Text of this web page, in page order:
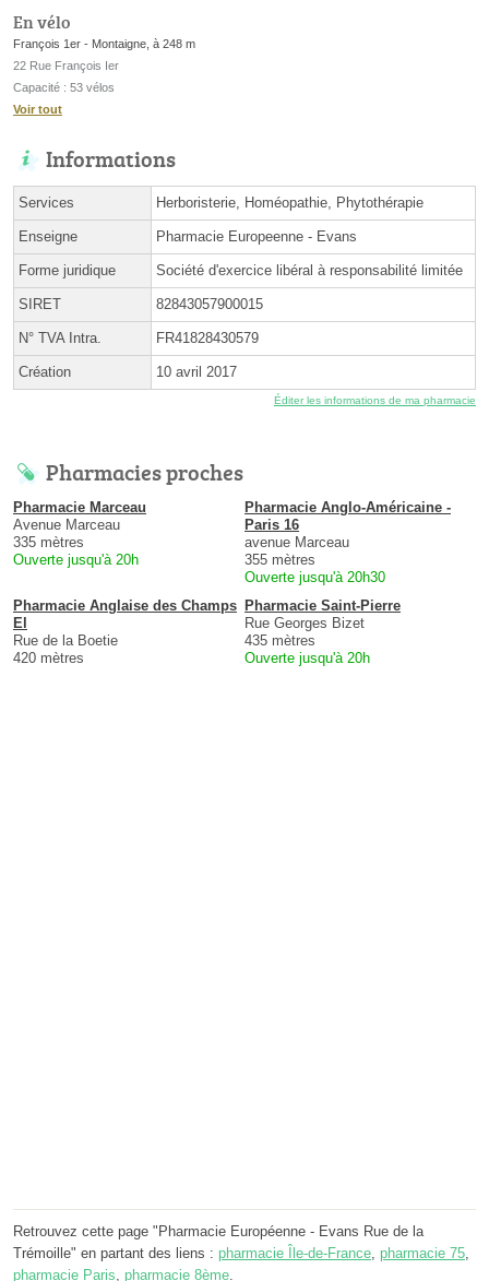
En vélo
François 1er - Montaigne, à 248 m
22 Rue François Ier
Capacité : 53 vélos
Voir tout
Informations
Services Herboristerie, Homéopathie, Phytothérapie
Enseigne Pharmacie Europeenne - Evans
Forme juridique Société d'exercice libéral à responsabilité limitée
SIRET 82843057900015
N° TVA Intra. FR41828430579
Création 10 avril 2017
Éditer les informations de ma pharmacie
Pharmacies proches
Pharmacie Marceau
Avenue Marceau
335 mètres
Ouverte jusqu'à 20h
Pharmacie Anglo-Américaine -
Paris 16
avenue Marceau
355 mètres
Ouverte jusqu'à 20h30
Pharmacie Anglaise des Champs
El
Rue de la Boetie
420 mètres
Pharmacie Saint-Pierre
Rue Georges Bizet
435 mètres
Ouverte jusqu'à 20h
Retrouvez cette page "Pharmacie Européenne - Evans Rue de la
Trémoille" en partant des liens : pharmacie Île-de-France pharmacie 75
pharmacie Paris pharmacie 8ème